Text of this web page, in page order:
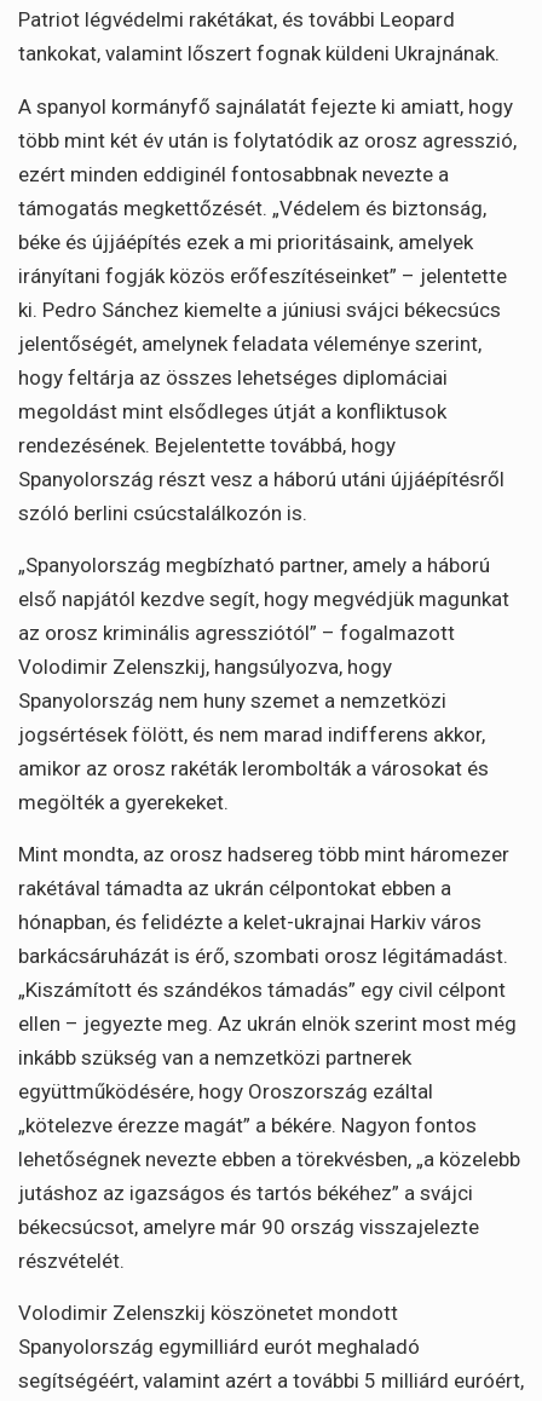
Patriot légvédelmi rakétákat, és további Leopard
tankokat, valamint lőszert fognak küldeni Ukrajnának.
A spanyol kormányfő sajnálatát fejezte ki amiatt, hogy
több mint két év után is folytatódik az orosz agresszió,
ezért minden eddiginél fontosabbnak nevezte a
támogatás megkettőzését. „Védelem és biztonság,
béke és újjáépítés ezek a mi prioritásaink, amelyek
irányítani fogják közös erőfeszítéseinket” – jelentette
ki. Pedro Sánchez kiemelte a júniusi svájci békecsúcs
jelentőségét, amelynek feladata véleménye szerint,
hogy feltárja az összes lehetséges diplomáciai
megoldást mint elsődleges útját a konfliktusok
rendezésének. Bejelentette továbbá, hogy
Spanyolország részt vesz a háború utáni újjáépítésről
szóló berlini csúcstalálkozón is.
„Spanyolország megbízható partner, amely a háború
első napjától kezdve segít, hogy megvédjük magunkat
az orosz kriminális agressziótól” – fogalmazott
Volodimir Zelenszkij, hangsúlyozva, hogy
Spanyolország nem huny szemet a nemzetközi
jogsértések fölött, és nem marad indifferens akkor,
amikor az orosz rakéták lerombolták a városokat és
megölték a gyerekeket.
Mint mondta, az orosz hadsereg több mint háromezer
rakétával támadta az ukrán célpontokat ebben a
hónapban, és felidézte a kelet-ukrajnai Harkiv város
barkácsáruházát is érő, szombati orosz légitámadást.
„Kiszámított és szándékos támadás” egy civil célpont
ellen – jegyezte meg. Az ukrán elnök szerint most még
inkább szükség van a nemzetközi partnerek
együttműködésére, hogy Oroszország ezáltal
„kötelezve érezze magát” a békére. Nagyon fontos
lehetőségnek nevezte ebben a törekvésben, „a közelebb
jutáshoz az igazságos és tartós békéhez” a svájci
békecsúcsot, amelyre már 90 ország visszajelezte
részvételét.
Volodimir Zelenszkij köszönetet mondott
Spanyolország egymilliárd eurót meghaladó
segítségéért, valamint azért a további 5 milliárd euróért,